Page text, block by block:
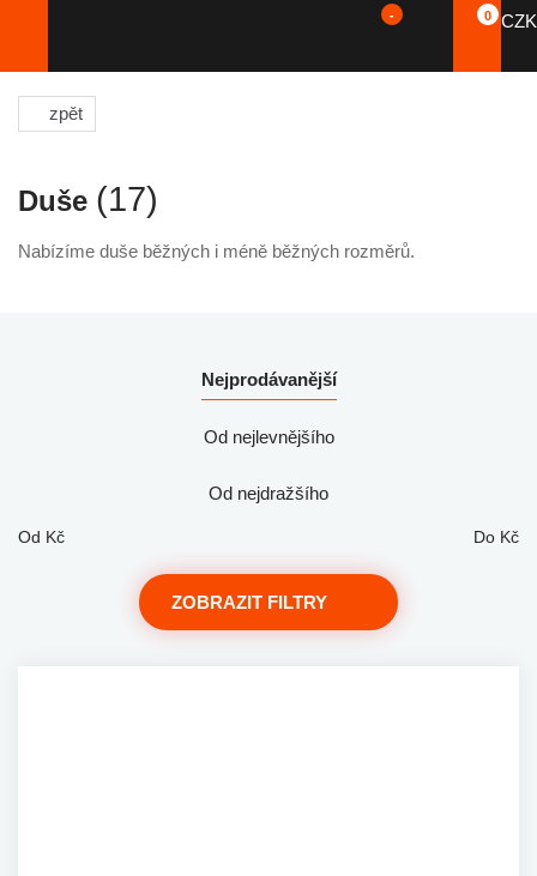
- 0 CZK
zpět
Duše (17)
Nabízíme duše běžných i méně běžných rozměrů.
Nejprodávanější
Od nejlevnějšího
Od nejdražšího
Od Kč Do Kč
ZOBRAZIT FILTRY